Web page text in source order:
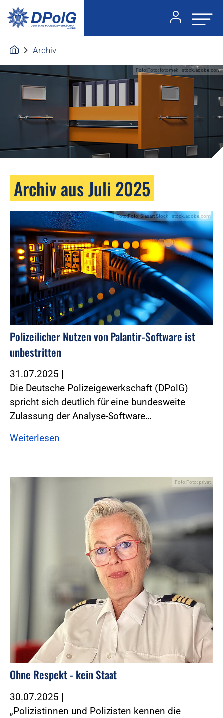
Archiv
Foto:Foto: fotomek - stock.adobe.com
Archiv aus Juli 2025
Foto:Foto: Siasart Stock - stock.adobe.com
Polizeilicher Nutzen von Palantir-Software ist
unbestritten
31.07.2025 |
Die Deutsche Polizeigewerkschaft (DPolG)
spricht sich deutlich für eine bundesweite
Zulassung der Analyse-Software…
Weiterlesen
Foto:Foto: privat
Ohne Respekt - kein Staat
30.07.2025 |
„Polizistinnen und Polizisten kennen die